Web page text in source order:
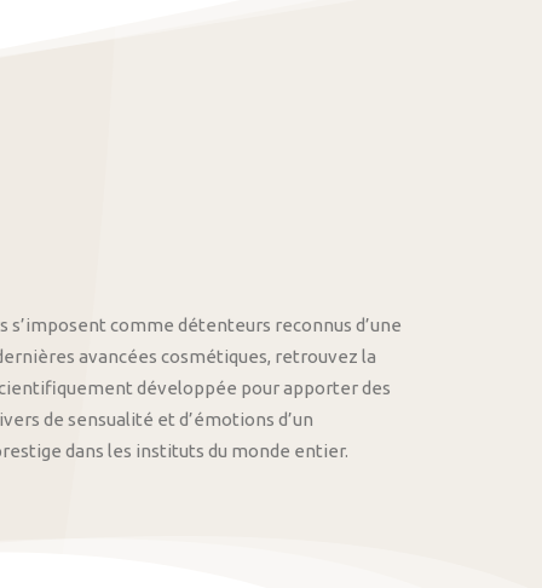
s’imposent comme détenteurs reconnus d’une
avancées cosmétiques, retrouvez la
développée pour apporter des
de sensualité et d’émotions d’un
dans les instituts du monde entier.